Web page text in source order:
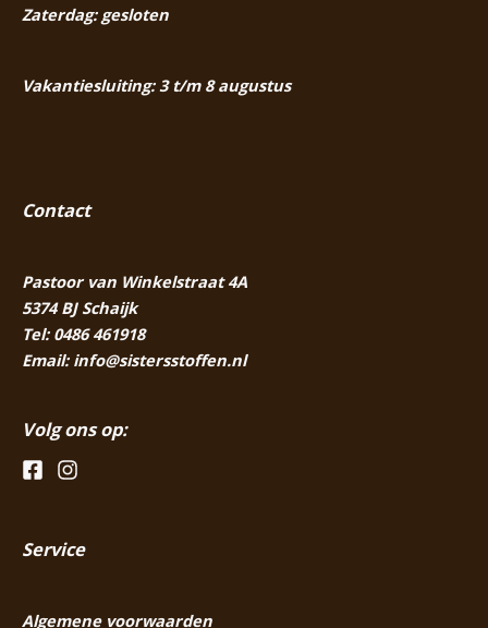
Zaterdag: gesloten
Vakantiesluiting: 3 t/m 8 augustus
Contact
Pastoor van Winkelstraat 4A
5374 BJ Schaijk
Tel: 0486 461918
Email: info@sistersstoffen.nl
Volg ons op:
Service
Algemene voorwaarden